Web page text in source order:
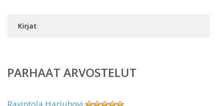
Kirjat
PARHAAT ARVOSTELUT